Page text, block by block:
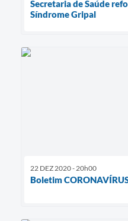
Secretaria de Saúde
Síndrome Gripal
22 DEZ 2020 - 20h00
Boletim